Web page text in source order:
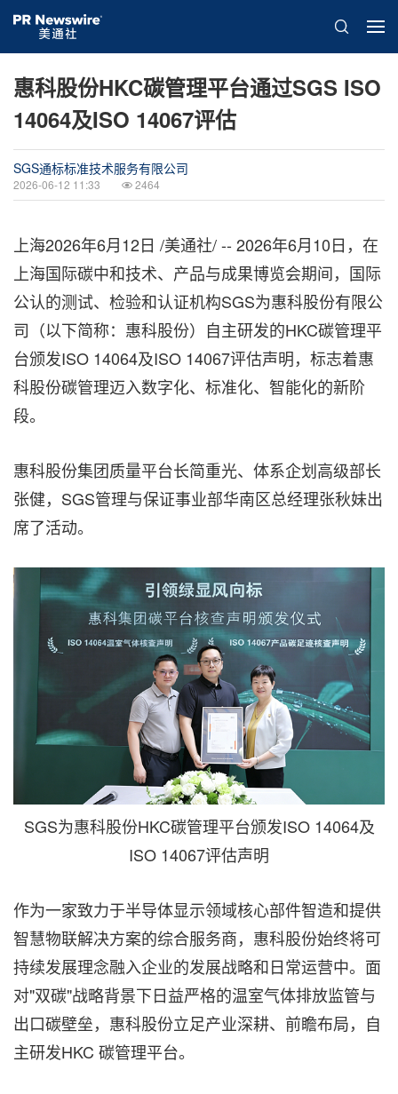
惠科股份HKC碳管理平台通过SGS ISO
14064及ISO 14067评估
SGS通标标准技术服务有限公司
2026-06-12 11:33 2464
上海2026年6月12日 /美通社/ -- 2026年6月10日，在
上海国际碳中和技术、产品与成果博览会期间，国际
公认的测试、检验和认证机构SGS为惠科股份有限公
司（以下简称：惠科股份）自主研发的HKC碳管理平
台颁发ISO 14064及ISO 14067评估声明，标志着惠
科股份碳管理迈入数字化、标准化、智能化的新阶
段。
惠科股份集团质量平台长简重光、体系企划高级部长
张健，SGS管理与保证事业部华南区总经理张秋妹出
席了活动。
SGS为惠科股份HKC碳管理平台颁发ISO 14064及
ISO 14067评估声明
作为一家致力于半导体显示领域核心部件智造和提供
智慧物联解决方案的综合服务商，惠科股份始终将可
持续发展理念融入企业的发展战略和日常运营中。面
对"双碳"战略背景下日益严格的温室气体排放监管与
出口碳壁垒，惠科股份立足产业深耕、前瞻布局，自
主研发HKC 碳管理平台。